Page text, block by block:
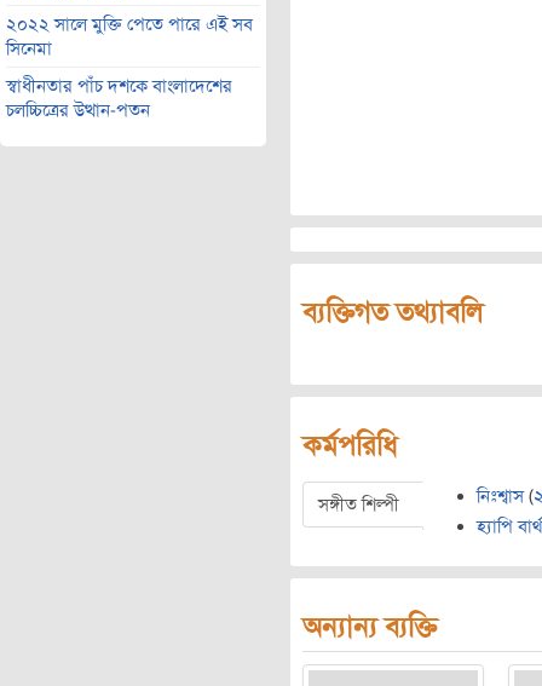
২০২২ সালে মুক্তি পেতে পারে এই সব
সিনেমা
স্বাধীনতার পাঁচ দশকে বাংলাদেশের
চলচ্চিত্রের উত্থান-পতন
ব্যক্তিগত তথ্যাবলি
কর্মপরিধি
সঙ্গীত শিল্পী নিঃশ্বাস(
হ্যাপি
অন্যান্য ব্যক্তি